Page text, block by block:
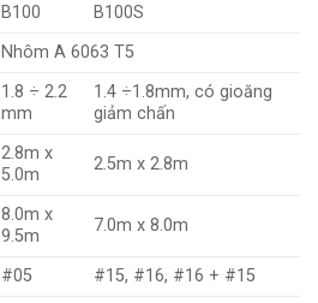
B100
B100S
Nhôm A 6063 T5
1.8 ÷ 2.2
mm
1.4 ÷1.8mm, có gioăng
giảm chấn
2.8m x
5.0m
2.5m x 2.8m
8.0m x
9.5m
7.0m x 8.0m
#05 #15, #16, #16 + #15